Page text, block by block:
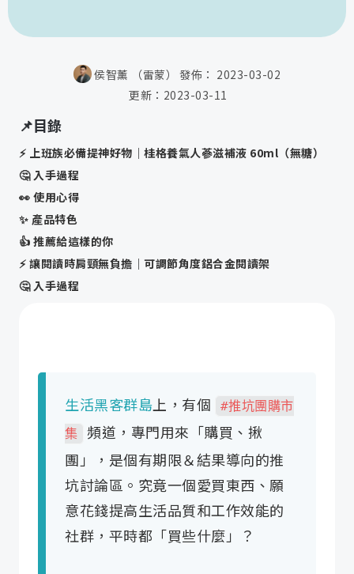
📌目錄
⚡️ 上班族必備提神好物｜桂格養氣人蔘滋補液 60ml（無糖）
🤔 入手過程
👀 使用心得
✨ 產品特色
👍 推薦給這樣的你
⚡️ 讓閱讀時肩頸無負擔｜可調節角度鋁合金閱讀架
🤔 入手過程
⚡️ 年節必備健康美味零食｜Krispy 繽紛綜合雙享組
👀 使用心得
👍 推薦給這樣的你
侯智薰 （雷蒙） 發佈： 2023-03-02
更新： 2023-03-11
生活黑客群島 上，有個
#推坑團購市
集
頻道，專門用來「購買、揪
團」，是個有期限＆結果導向的推
坑討論區。究竟一個愛買東西、願
意花錢提高生活品質和工作效能的
社群，平時都「買些什麼」？